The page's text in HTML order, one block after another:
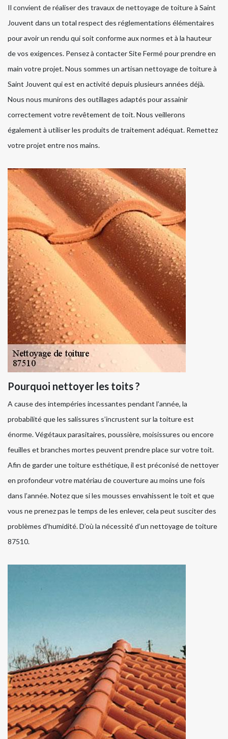
Il convient de réaliser des travaux de nettoyage de toiture à Saint
Jouvent dans un total respect des réglementations élémentaires
pour avoir un rendu qui soit conforme aux normes et à la hauteur
de vos exigences. Pensez à contacter Site Fermé pour prendre en
main votre projet. Nous sommes un artisan nettoyage de toiture à
Saint Jouvent qui est en activité depuis plusieurs années déjà.
Nous nous munirons des outillages adaptés pour assainir
correctement votre revêtement de toit. Nous veillerons
également à utiliser les produits de traitement adéquat. Remettez
votre projet entre nos mains.
Pourquoi nettoyer les toits ?
A cause des intempéries incessantes pendant l’année, la
probabilité que les salissures s’incrustent sur la toiture est
énorme. Végétaux parasitaires, poussière, moisissures ou encore
feuilles et branches mortes peuvent prendre place sur votre toit.
Afin de garder une toiture esthétique, il est préconisé de nettoyer
en profondeur votre matériau de couverture au moins une fois
dans l’année. Notez que si les mousses envahissent le toit et que
vous ne prenez pas le temps de les enlever, cela peut susciter des
problèmes d’humidité. D’où la nécessité d’un nettoyage de toiture
87510.